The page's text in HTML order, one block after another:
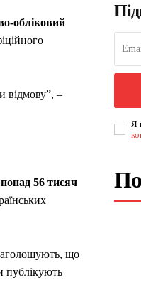
обліковий
відмову”, –
понад 56 тисяч
що
публікують
Я